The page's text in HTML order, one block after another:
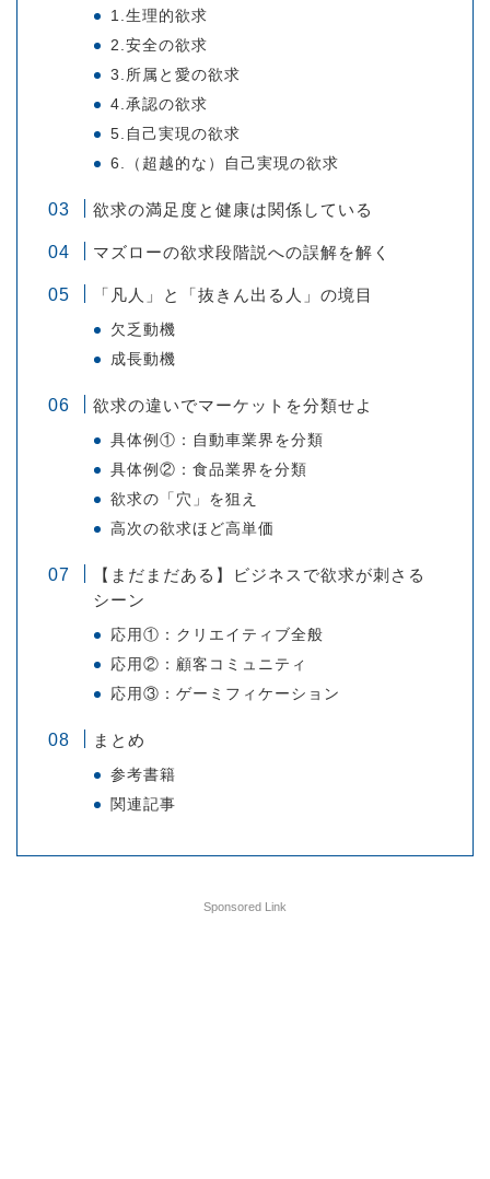
1.生理的欲求
2.安全の欲求
3.所属と愛の欲求
4.承認の欲求
5.自己実現の欲求
6.（超越的な）自己実現の欲求
欲求の満足度と健康は関係している
マズローの欲求段階説への誤解を解く
「凡人」と「抜きん出る人」の境目
欠乏動機
成長動機
欲求の違いでマーケットを分類せよ
具体例①：自動車業界を分類
具体例②：食品業界を分類
欲求の「穴」を狙え
高次の欲求ほど高単価
【まだまだある】ビジネスで欲求が刺さる
シーン
応用①：クリエイティブ全般
応用②：顧客コミュニティ
応用③：ゲーミフィケーション
まとめ
参考書籍
関連記事
Sponsored Link